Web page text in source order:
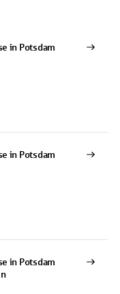
in Potsdam
in Potsdam
in Potsdam